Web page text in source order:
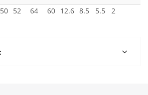
50 52 64 60 12.6 8.5 5.5 2